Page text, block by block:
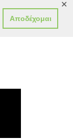
Αποδέχομαι
✕